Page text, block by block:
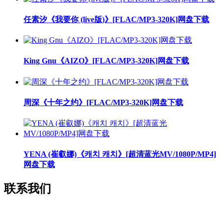
任素汐《我要你 (live版)》[FLAC/MP3-320K]网盘下载
King Gnu《AIZO》[FLAC/MP3-320K]网盘下载
周深《十年之约》[FLAC/MP3-320K]网盘下载
YENA (崔叡娜)《캐치 캐치》[超清蓝光MV/1080P/MP4]
网盘下载
联系我们